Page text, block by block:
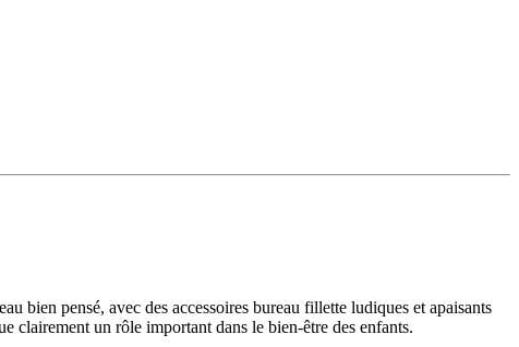
bien pensé, avec des accessoires bureau fillette ludiques et apaisants
clairement un rôle important dans le bien-être des enfants.